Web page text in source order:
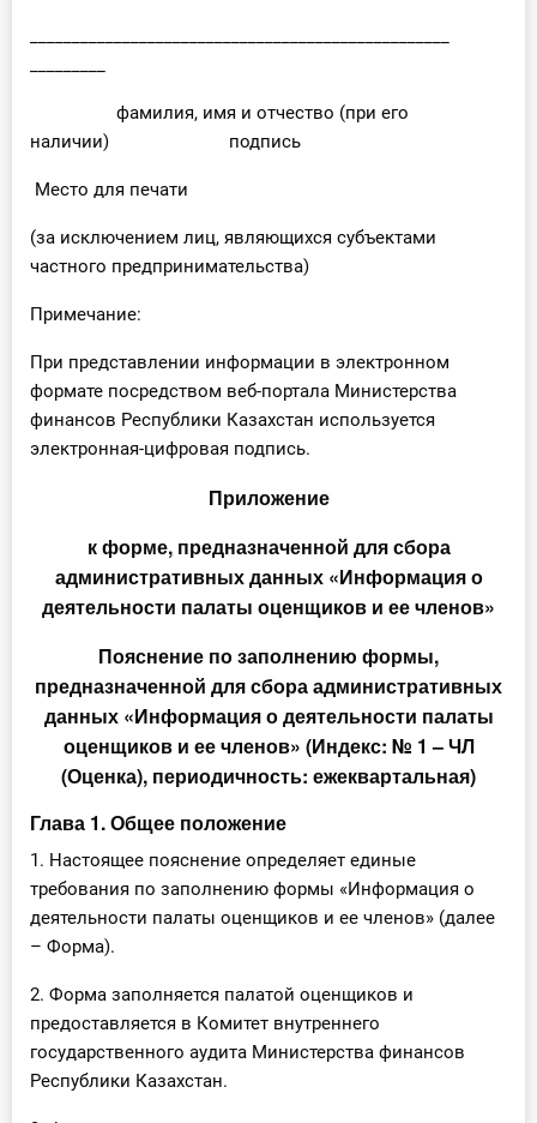
фамилия, имя и отчество (при его
наличии) подпись
Место для печати
(за исключением лиц, являющихся субъектами
частного предпринимательства)
Примечание:
При представлении информации в электронном
формате посредством веб-портала Министерства
финансов Республики Казахстан используется
электронная-цифровая подпись.
Приложение
к форме, предназначенной для сбора
административных данных «Информация о
деятельности палаты оценщиков и ее членов»
Пояснение по заполнению формы,
предназначенной для сбора административных
данных «Информация о деятельности палаты
оценщиков и ее членов» (Индекс: № 1 – ЧЛ
(Оценка), периодичность: ежеквартальная)
Глава 1. Общее положение
1. Настоящее пояснение определяет единые
требования по заполнению формы «Информация о
деятельности палаты оценщиков и ее членов» (далее
– Форма).
2. Форма заполняется палатой оценщиков и
предоставляется в Комитет внутреннего
государственного аудита Министерства финансов
Республики Казахстан.